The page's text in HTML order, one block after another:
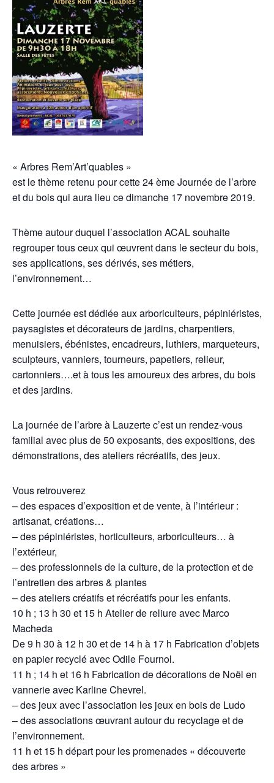
« Arbres Rem’Art’quables »
est le thème retenu pour cette 24 ème Journée de l’arbre
et du bois qui aura lieu ce dimanche 17 novembre 2019.
Thème autour duquel l’association ACAL souhaite
regrouper tous ceux qui œuvrent dans le secteur du bois,
ses applications, ses dérivés, ses métiers,
l’environnement…
Cette journée est dédiée aux arboriculteurs, pépiniéristes,
paysagistes et décorateurs de jardins, charpentiers,
menuisiers, ébénistes, encadreurs, luthiers, marqueteurs,
sculpteurs, vanniers, tourneurs, papetiers, relieur,
cartonniers….et à tous les amoureux des arbres, du bois
et des jardins.
La journée de l’arbre à Lauzerte c’est un rendez-vous
familial avec plus de 50 exposants, des expositions, des
démonstrations, des ateliers récréatifs, des jeux.
Vous retrouverez
– des espaces d’exposition et de vente, à l’intérieur :
artisanat, créations…
– des pépiniéristes, horticulteurs, arboriculteurs… à
l’extérieur,
– des professionnels de la culture, de la protection et de
l’entretien des arbres & plantes
– des ateliers créatifs et récréatifs pour les enfants.
10 h ; 13 h 30 et 15 h Atelier de reliure avec Marco
Macheda
De 9 h 30 à 12 h 30 et de 14 h à 17 h Fabrication d’objets
en papier recyclé avec Odile Fournol.
11 h ; 14 h et 16 h Fabrication de décorations de Noël en
vannerie avec Karline Chevrel.
– des jeux avec l’association les jeux en bois de Ludo
– des associations œuvrant autour du recyclage et de
l’environnement.
11 h et 15 h départ pour les promenades « découverte
des arbres »